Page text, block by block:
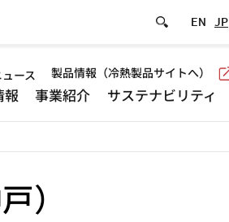
EN JP
ース 製品情報（冷熱製品サイトへ）
報 事業紹介 サステナビリティ
）